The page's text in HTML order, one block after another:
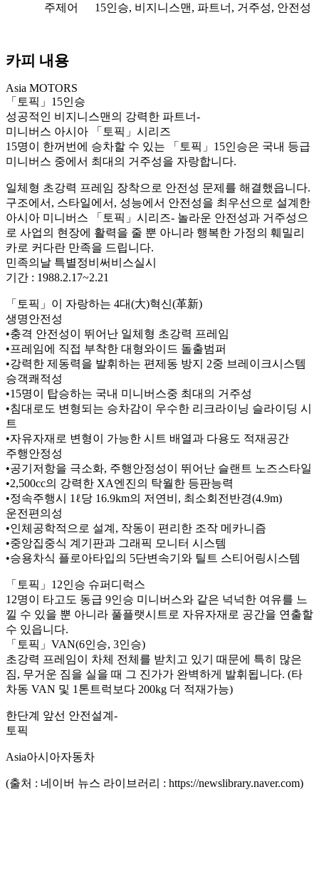
주제어 15인승, 비지니스맨, 파트너, 거주성, 안전성
카피 내용
Asia MOTORS
「토픽」15인승
성공적인 비지니스맨의 강력한 파트너-
미니버스 아시아 「토픽」시리즈
15명이 한꺼번에 승차할 수 있는 「토픽」15인승은 국내 등급
미니버스 중에서 최대의 거주성을 자랑합니다.
일체형 초강력 프레임 장착으로 안전성 문제를 해결했읍니다.
구조에서, 스타일에서, 성능에서 안전성을 최우선으로 설계한
아시아 미니버스 「토픽」시리즈- 놀라운 안전성과 거주성으
로 사업의 현장에 활력을 줄 뿐 아니라 행복한 가정의 훼밀리
카로 커다란 만족을 드립니다.
민족의날 특별정비써비스실시
기간 : 1988.2.17~2.21
「토픽」이 자랑하는 4대(大)혁신(革新)
생명안전성
•충격 안전성이 뛰어난 일체형 초강력 프레임
•프레임에 직접 부착한 대형와이드 돌출범퍼
•강력한 제동력을 발휘하는 편제동 방지 2중 브레이크시스템
승객쾌적성
•15명이 탑승하는 국내 미니버스중 최대의 거주성
•침대로도 변형되는 승차감이 우수한 리크라이닝 슬라이딩 시
트
•자유자재로 변형이 가능한 시트 배열과 다용도 적재공간
주행안정성
•공기저항을 극소화, 주행안정성이 뛰어난 슬랜트 노즈스타일
•2,500cc의 강력한 XA엔진의 탁월한 등판능력
•정속주행시 1ℓ당 16.9km의 저연비, 최소회전반경(4.9m)
운전편의성
•인체공학적으로 설계, 작동이 편리한 조작 메카니즘
•중앙집중식 계기판과 그래픽 모니터 시스템
•승용차식 플로아타입의 5단변속기와 틸트 스티어링시스템
「토픽」12인승 슈퍼디럭스
12명이 타고도 동급 9인승 미니버스와 같은 넉넉한 여유를 느
낄 수 있을 뿐 아니라 풀플랫시트로 자유자재로 공간을 연출할
수 있읍니다.
「토픽」VAN(6인승, 3인승)
초강력 프레임이 차체 전체를 받치고 있기 때문에 특히 많은
짐, 무거운 짐을 실을 때 그 진가가 완벽하게 발휘됩니다. (타
차동 VAN 및 1톤트럭보다 200kg 더 적재가능)
한단계 앞선 안전설계-
토픽
Asia아시아자동차
(출처 : 네이버 뉴스 라이브러리 : https://newslibrary.naver.com)